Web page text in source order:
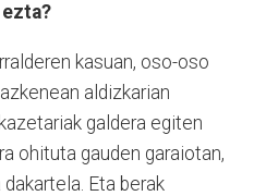
kasuan, oso-oso
aldizkarian
galdera egiten
ohituta gauden garaiotan,
Eta berak